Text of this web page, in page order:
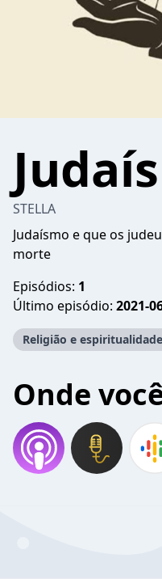
STELLA
Judaísmo e que os
morte
Episódios: 1
Último episódio: 2021-
Religião e espiritualidade
Onde